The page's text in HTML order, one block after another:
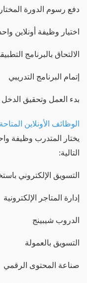
دفع رسوم الدورة
اختيار وظيفة أونلاين
الالتحاق بالبرنامج
إتمام البرنامج التدريبي
بدء العمل وتحقيق الدخل
الوظائف الأونلاين المتاحة
يختار المتدرب وظيفة
التالية:
التسويق الإلكتروني
إدارة المتاجر الإلكترونية
الدروب شيبينج
التسويق بالعمولة
صناعة المحتوى الرقمي